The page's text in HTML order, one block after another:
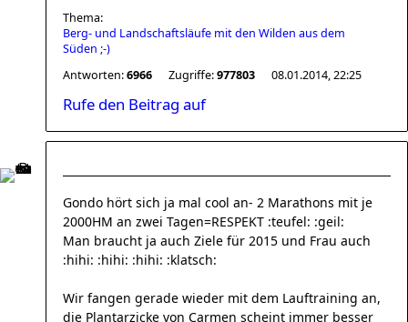
Thema:
Berg- und Landschaftsläufe mit den Wilden aus dem
Süden ;-)
Antworten:6966 Zugriffe:977803 08.01.2014, 22:25
Rufe den Beitrag auf
Gondo hört sich ja mal cool an- 2 Marathons mit je
2000HM an zwei Tagen=RESPEKT :teufel: :geil:
Man braucht ja auch Ziele für 2015 und Frau auch
:hihi: :hihi: :hihi: :klatsch:
Wir fangen gerade wieder mit dem Lauftraining an,
die Plantarzicke von Carmen scheint immer besser